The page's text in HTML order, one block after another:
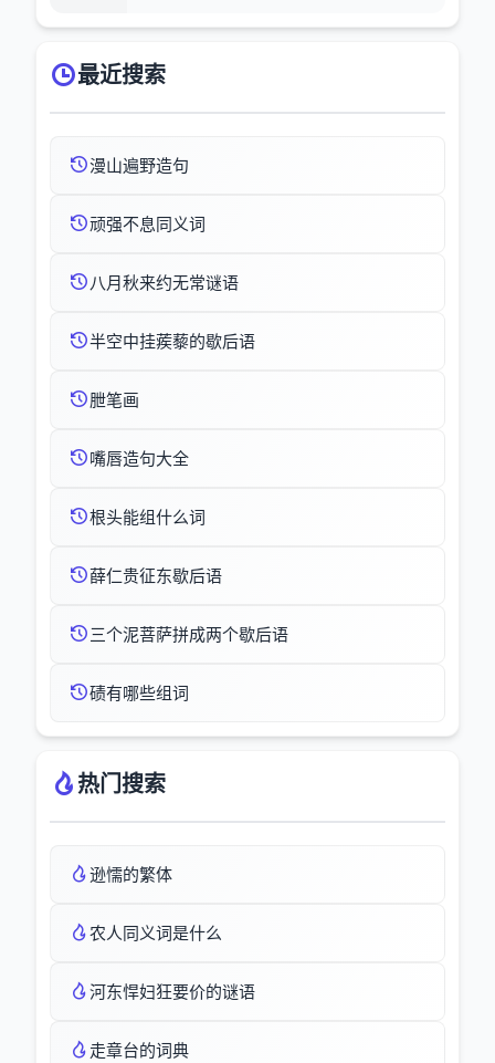
最近搜索
漫山遍野造句
顽强不息同义词
八月秋来约无常谜语
半空中挂蒺藜的歇后语
朑笔画
嘴唇造句大全
根头能组什么词
薛仁贵征东歇后语
三个泥菩萨拼成两个歇后语
碛有哪些组词
热门搜索
逊懦的繁体
农人同义词是什么
河东悍妇狂要价的谜语
走章台的词典